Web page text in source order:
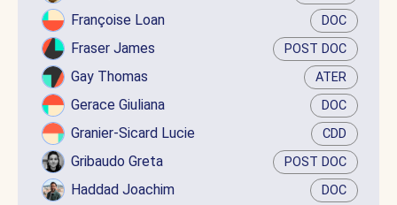
Françoise Loan DOC
Fraser James POST DOC
Gay Thomas ATER
Gerace Giuliana DOC
Granier-Sicard Lucie CDD
Gribaudo Greta POST DOC
Haddad Joachim DOC